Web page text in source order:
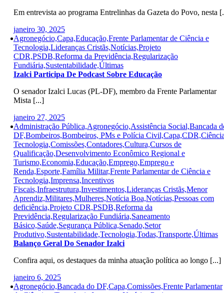
Em entrevista ao programa Entrelinhas da Gazeta do Povo, nesta
janeiro 30, 2025
Agronegócio,Capa,Educação,Frente Parlamentar de Ciência e
Tecnologia,Lideranças Cristãs,Notícias,Projeto
CDR,PSDB,Reforma da Previdência,Regularização
Fundiária,Sustentabilidade,Últimas
Izalci Participa De Podcast Sobre Educação
O senador Izalci Lucas (PL-DF), membro da Frente Parlamentar
Mista [...]
janeiro 27, 2025
Administração Pública,Agronegócio,Assistência Social,Bancada
DF,Bombeiros,Bombeiros, PMs e Polícia
Tecnologia,Comissões,Contadores,Cultura,Cursos de
Qualificação,Desenvolvimento Econômico Regional e
Turismo,Economia,Educação,Emprego,Emprego e
Renda,Esporte,Família Militar,Frente Parlamentar de Ciência e
Tecnologia,Imprensa,Incentivos
Fiscais,Infraestrutura,Investimentos,Lideranças Cristãs,Menor
Aprendiz,Militares,Mulheres,Notícia Boa,Notícias,Pessoas com
deficiência,Projeto CDR,PSDB,Reforma da
Previdência,Regularização Fundiária,Saneamento
Básico,Saúde,Segurança Pública,Senado,Setor
Produtivo,Sustentabilidade,Tecnologia,Todas,Transporte,Últimas
Balanço Geral Do Senador Izalci
Confira aqui, os destaques da minha atuação política ao longo [...]
janeiro 6, 2025
Agronegócio,Bancada do DF,Capa,Comissões,Frente Parlamentar